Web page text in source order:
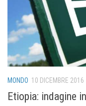
MONDO 10 DICEMBRE 2016
Etiopia: indagine